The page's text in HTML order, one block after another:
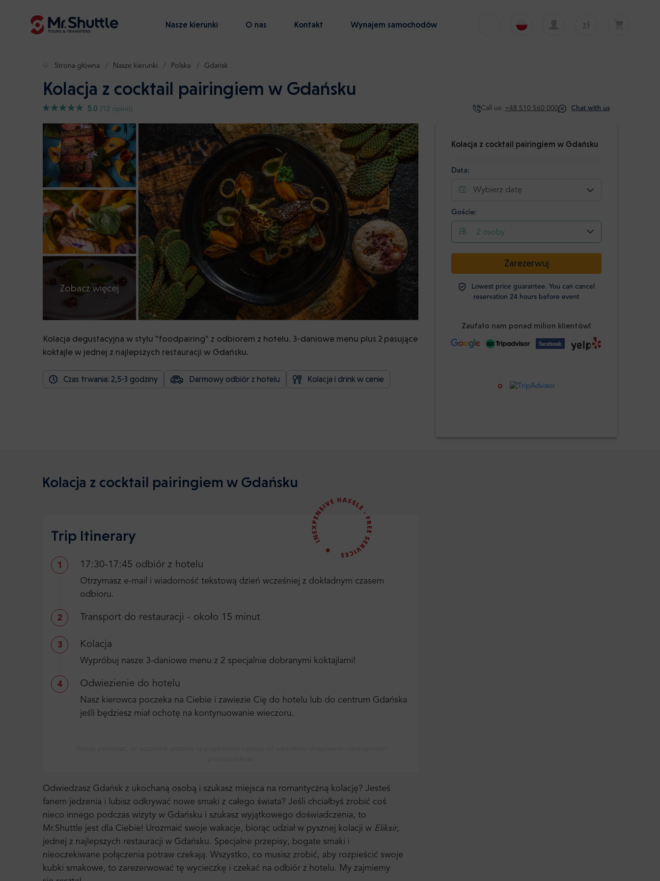
Nasze kierunki O nas Kontakt Wynajem samochodów
Italiano $
Strona główna Nasze kierunki Polska Gdańsk
Kolacja z cocktail pairingiem w Gdańsku
5.0 (12 opinii) Call us: +48 510 560 000 Chat with us
Zobacz więcej
Kolacja degustacyjna w stylu "foodpairing" z odbiorem z hotelu. 3-daniowe menu plus 2 pasujące
koktajle w jednej z najlepszych restauracji w Gdańsku.
Czas trwania: 2,5-3 godziny Darmowy odbiór z hotelu Kolacja i drink w cenie
Kolacja z cocktail pairingiem w Gdańsku
Data:
Wybierz datę
Goście:
2 osoby
-
Studenci
-
Wiek 0-12
+
Zarezerwuj
Lowest price guarantee. You can cancel
reservation 24 hours before event
Zaufało nam ponad milion klientów!
Kolacja z cocktail pairingiem w Gdańsku
Trip Itinerary
1 17:30-17:45 odbiór z hotelu
Otrzymasz e-mail i wiadomość tekstową dzień wcześniej z dokładnym czasem
odbioru.
2 Transport do restauracji - około 15 minut
3 Kolacja
Wypróbuj nasze 3-daniowe menu z 2 specjalnie dobranymi koktajlami!
4 Odwiezienie do hotelu
Nasz kierowca poczeka na Ciebie i zawiezie Cię do hotelu lub do centrum Gdańska
jeśli będziesz miał ochotę na kontynuowanie wieczoru.
Odwiedzasz Gdańsk z ukochaną osobą i szukasz miejsca na romantyczną kolację? Jesteś
fanem jedzenia i lubisz odkrywać nowe smaki z całego świata? Jeśli chciałbyś zrobić coś
nieco innego podczas wizyty w Gdańsku i szukasz wyjątkowego doświadczenia, to
Mr.Shuttle jest dla Ciebie! Urozmaić swoje wakacje, biorąc udział w pysznej kolacji w Eliksir,
jednej z najlepszych restauracji w Gdańsku. Specjalne przepisy, bogate smaki i
nieoczekiwane połączenia potraw czekają. Wszystko, co musisz zrobić, aby rozpieścić swoje
kubki smakowe, to zarezerwować tę wycieczkę i czekać na odbiór z hotelu. My zajmiemy